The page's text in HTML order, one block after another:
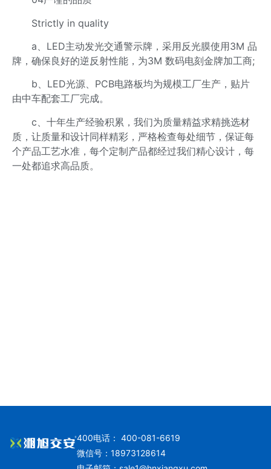
Strictly in quality
a、LED主动发光交通警示牌，采用反光膜使用3M 品
牌，确保良好的逆反射性能，为3M 数码电刻金牌加工商;
b、LED光源、PCB电路板均为规模工厂生产，贴片
由中车配套工厂完成。
c、十年生产经验积累，我们为质量精益求精挑选材
质，让质量和设计同样精彩，严格检查每处细节，保证每
个产品工艺水准，每个定制产品都经过我们精心设计，每
一处都追求高品质。
400电话： 400-081-6619
微信号：18973128614